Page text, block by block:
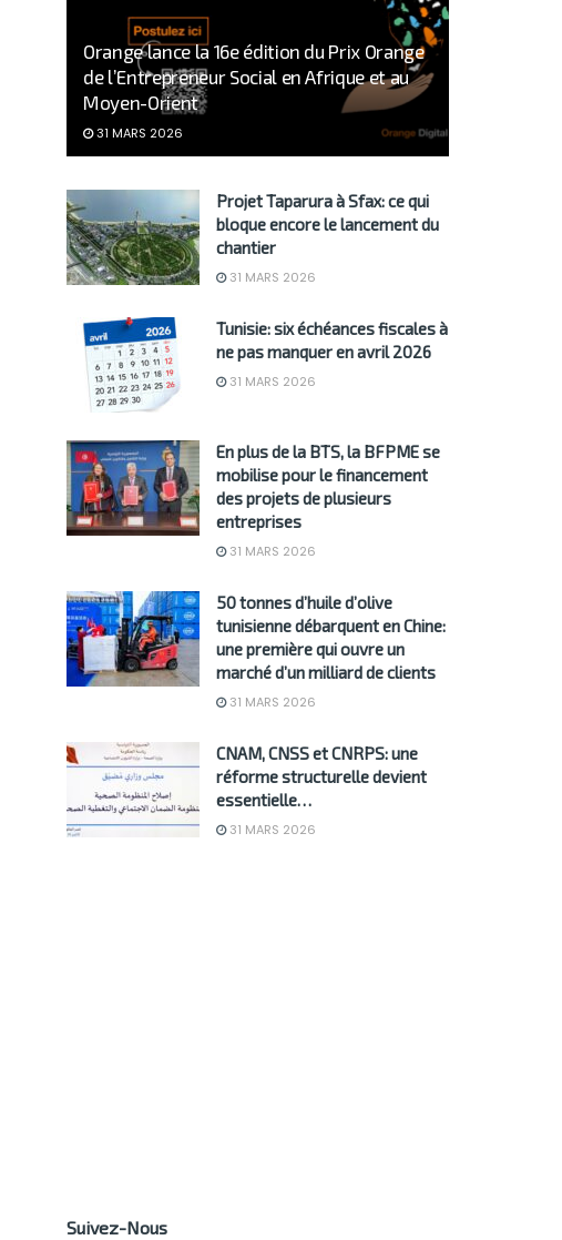
Orange lance la 16e édition du Prix Orange
de l’Entrepreneur Social en Afrique et au
Moyen-Orient
31 MARS 2026
Projet Taparura à Sfax: ce qui
bloque encore le lancement du
chantier
31 MARS 2026
Tunisie: six échéances fiscales à
ne pas manquer en avril 2026
31 MARS 2026
En plus de la BTS, la BFPME se
mobilise pour le financement
des projets de plusieurs
entreprises
31 MARS 2026
50 tonnes d’huile d’olive
tunisienne débarquent en Chine:
une première qui ouvre un
marché d’un milliard de clients
31 MARS 2026
CNAM, CNSS et CNRPS: une
réforme structurelle devient
essentielle…
31 MARS 2026
Suivez-Nous